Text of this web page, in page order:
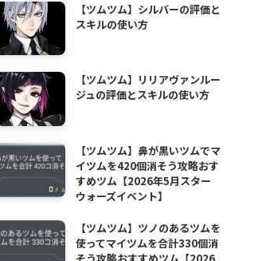
【ツムツム】シルバーの評価と
スキルの使い方
【ツムツム】リリアヴァンルー
ジュの評価とスキルの使い方
【ツムツム】鼻が黒いツムでマ
イツムを420個消そう攻略おす
すめツム【2026年5月スター
ウォーズイベント】
【ツムツム】ツノのあるツムを
使ってマイツムを合計330個消